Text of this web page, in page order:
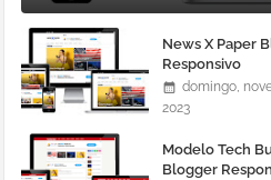
News X Paper
Responsivo
domingo,
2023
Modelo Tech
Blogger